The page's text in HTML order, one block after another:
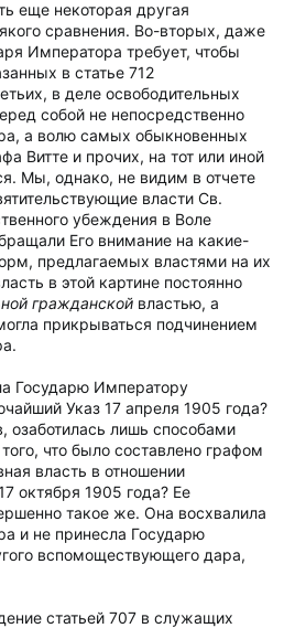
еще некоторая другая
сравнения. Во-вторых, даже
Императора требует, чтобы
в статье 712
в деле освободительных
собой не непосредственно
а волю самых обыкновенных
Витте и прочих, на тот или иной
Мы, однако, не видим в отчете
власти Св.
убеждения в Воле
Его внимание на какие-
предлагаемых властями на их
в этой картине постоянно
гражданской властью, а
прикрываться подчинением
Государю Императору
Указ 17 апреля 1905 года?
озаботилась лишь способами
что было составлено графом
власть в отношении
октября 1905 года? Ее
такое же. Она восхвалила
и не принесла Государю
вспомоществующего дара,
статьей 707 в служащих